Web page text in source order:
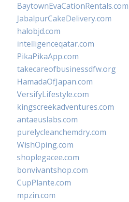
BaytownEvaCationRentals.com
JabalpurCakeDelivery.com
halobjd.com
intelligenceqatar.com
PikaPikaApp.com
takecareofbusinessdfw.org
HamadaOfJapan.com
VersifyLifestyle.com
kingscreekadventures.com
antaeuslabs.com
purelycleanchemdry.com
WishOping.com
shoplegacee.com
bonvivantshop.com
CupPlante.com
mpzin.com